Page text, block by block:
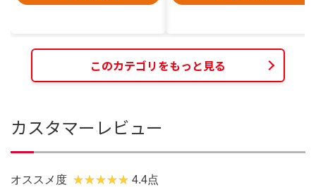
このカテゴリをもっと見る
カスタマーレビュー
オススメ度 4.4点